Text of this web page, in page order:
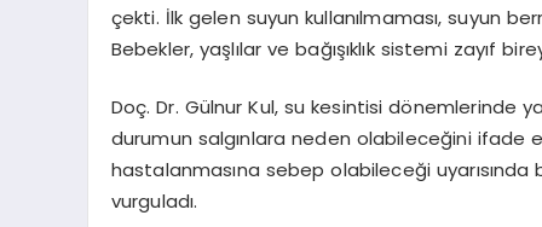
çekti. İlk gelen suyun kullanılmaması, suyun
Bebekler, yaşlılar ve bağışıklık sistemi zayıf
Doç. Dr. Gülnur Kul, su kesintisi dönemlerinde
durumun salgınlara neden olabileceğini ifade
hastalanmasına sebep olabileceği
vurguladı.